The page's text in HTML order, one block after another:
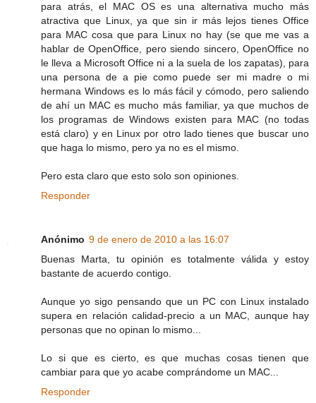
para atrás, el MAC OS es una alternativa mucho más
atractiva que Linux, ya que sin ir más lejos tienes Office
para MAC cosa que para Linux no hay (se que me vas a
hablar de OpenOffice, pero siendo sincero, OpenOffice no
le lleva a Microsoft Office ni a la suela de los zapatas), para
una persona de a pie como puede ser mi madre o mi
hermana Windows es lo más fácil y cómodo, pero saliendo
de ahí un MAC es mucho más familiar, ya que muchos de
los programas de Windows existen para MAC (no todas
está claro) y en Linux por otro lado tienes que buscar uno
que haga lo mismo, pero ya no es el mismo.
Pero esta claro que esto solo son opiniones.
Responder
Anónimo 9 de enero de 2010 a las 16:07
Buenas Marta, tu opinión es totalmente válida y estoy
bastante de acuerdo contigo.
Aunque yo sigo pensando que un PC con Linux instalado
supera en relación calidad-precio a un MAC, aunque hay
personas que no opinan lo mismo...
Lo si que es cierto, es que muchas cosas tienen que
cambiar para que yo acabe comprándome un MAC...
Responder